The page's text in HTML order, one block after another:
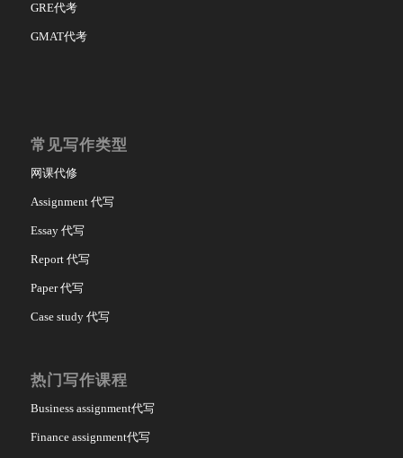
GRE代考
GMAT代考
常见写作类型
网课代修
Assignment 代写
Essay 代写
Report 代写
Paper 代写
Case study 代写
热门写作课程
Business assignment代写
Finance assignment代写